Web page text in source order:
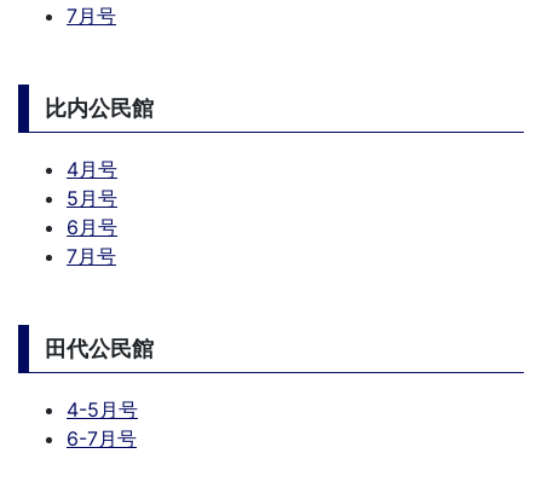
7月号
比内公民館
4月号
5月号
6月号
7月号
田代公民館
4-5月号
6-7月号